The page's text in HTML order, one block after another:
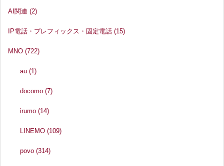
AI関連 (2)
IP電話・プレフィックス・固定電話 (15)
MNO (722)
au(1)
docomo(7)
irumo(14)
LINEMO(109)
povo(314)